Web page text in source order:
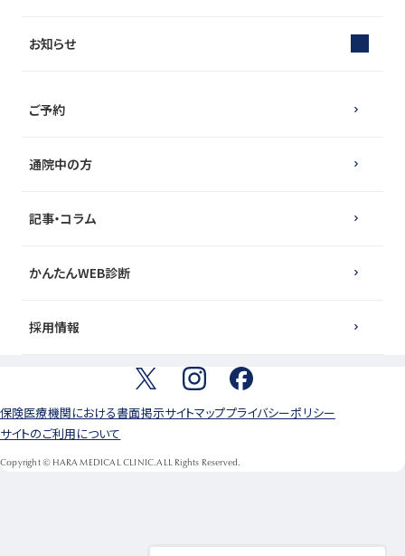
お知らせ
通院中の方
ご予約
記事・コラム
かんたんWEB診断
採用情報
保険医療機関における書面掲示サイトマッププライバシーポリシー
サイトのご利用について
Copyright © HARA MEDICAL CLINIC.ALL Rights Reserved.